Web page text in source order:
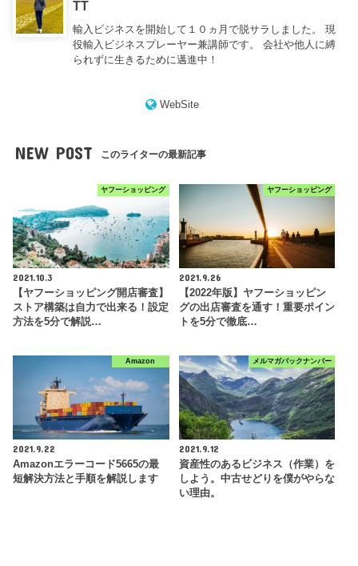
TT
輸入ビジネスを開始して１０ヵ月で脱サラしました。 現
役輸入ビジネスプレーヤー兼講師です。 会社や他人に縛
られずに生きるために邁進中！
WebSite
NEW POST このライターの最新記事
ヤフーショッピング
2021.10.3
【ヤフーショッピング開店審査】
ストア構築は自力で出来る！設定
方法を5分で解説…
ヤフーショッピング
2021.9.26
【2022年版】ヤフーショッピン
グの出店審査を通す！重要ポイン
トを5分で徹底…
Amazon
2021.9.22
Amazonエラーコード5665の最
短解決方法と手順を解説します
メルマガバックナンバー
2021.9.12
資産性のあるビジネス（作業）を
しよう。中古せどりを僕がやらな
い理由。